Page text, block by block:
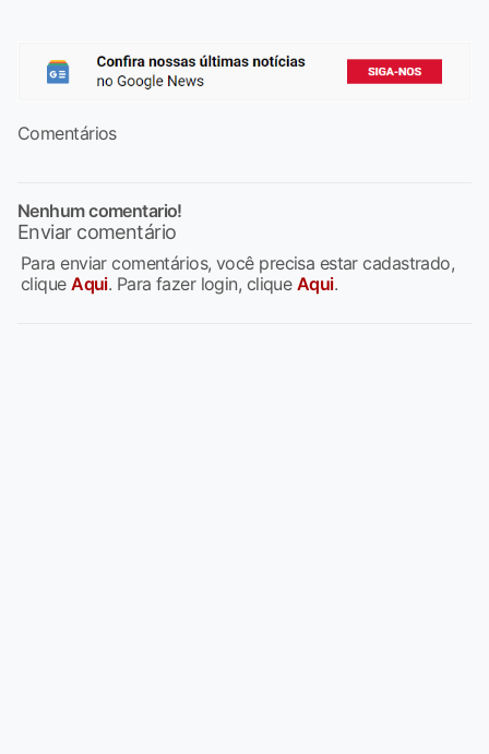
Comentários
Nenhum comentario!
Enviar comentário
Para enviar comentários, você precisa estar cadastrado,
cliqueAqui. Para fazer login, clique Aqui.